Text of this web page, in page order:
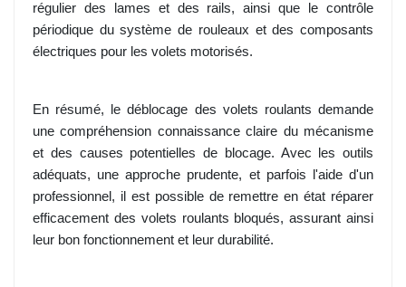
régulier des lames et des rails, ainsi que le contrôle
périodique du système de rouleaux et des composants
électriques pour les volets motorisés.
En résumé, le déblocage des volets roulants demande
une compréhension connaissance claire du mécanisme
et des causes potentielles de blocage. Avec les outils
adéquats, une approche prudente, et parfois l'aide d'un
professionnel, il est possible de remettre en état réparer
efficacement des volets roulants bloqués, assurant ainsi
leur bon fonctionnement et leur durabilité.